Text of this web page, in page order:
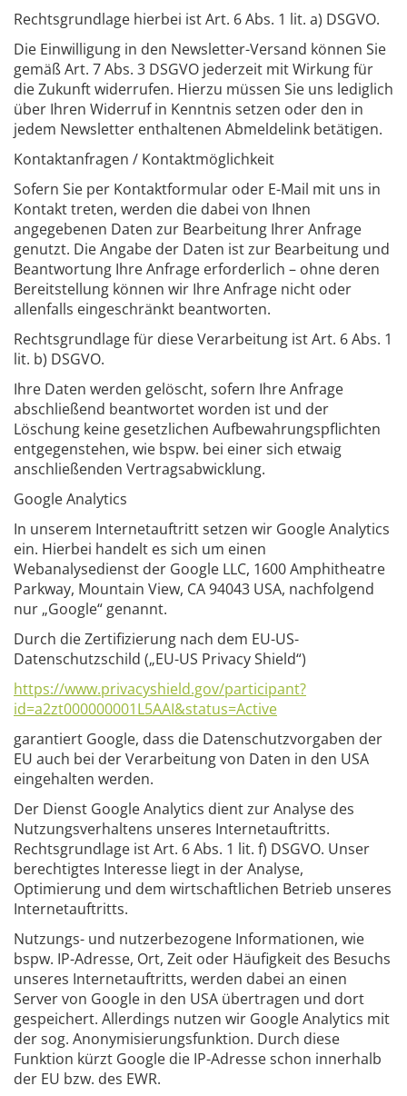
Rechtsgrundlage hierbei ist Art. 6 Abs. 1 lit. a) DSGVO.
Die Einwilligung in den Newsletter-Versand können Sie
gemäß Art. 7 Abs. 3 DSGVO jederzeit mit Wirkung für
die Zukunft widerrufen. Hierzu müssen Sie uns lediglich
über Ihren Widerruf in Kenntnis setzen oder den in
jedem Newsletter enthaltenen Abmeldelink betätigen.
Kontaktanfragen / Kontaktmöglichkeit
Sofern Sie per Kontaktformular oder E-Mail mit uns in
Kontakt treten, werden die dabei von Ihnen
angegebenen Daten zur Bearbeitung Ihrer Anfrage
genutzt. Die Angabe der Daten ist zur Bearbeitung und
Beantwortung Ihre Anfrage erforderlich – ohne deren
Bereitstellung können wir Ihre Anfrage nicht oder
allenfalls eingeschränkt beantworten.
Rechtsgrundlage für diese Verarbeitung ist Art. 6 Abs. 1
lit. b) DSGVO.
Ihre Daten werden gelöscht, sofern Ihre Anfrage
abschließend beantwortet worden ist und der
Löschung keine gesetzlichen Aufbewahrungspflichten
entgegenstehen, wie bspw. bei einer sich etwaig
anschließenden Vertragsabwicklung.
Google Analytics
In unserem Internetauftritt setzen wir Google Analytics
ein. Hierbei handelt es sich um einen
Webanalysedienst der Google LLC, 1600 Amphitheatre
Parkway, Mountain View, CA 94043 USA, nachfolgend
nur „Google“ genannt.
Durch die Zertifizierung nach dem EU-US-
Datenschutzschild („EU-US Privacy Shield“)
https://www.privacyshield.gov/participant?
id=a2zt000000001L5AAI&status=Active
garantiert Google, dass die Datenschutzvorgaben der
EU auch bei der Verarbeitung von Daten in den USA
eingehalten werden.
Der Dienst Google Analytics dient zur Analyse des
Nutzungsverhaltens unseres Internetauftritts.
Rechtsgrundlage ist Art. 6 Abs. 1 lit. f) DSGVO. Unser
berechtigtes Interesse liegt in der Analyse,
Optimierung und dem wirtschaftlichen Betrieb unseres
Internetauftritts.
Nutzungs- und nutzerbezogene Informationen, wie
bspw. IP-Adresse, Ort, Zeit oder Häufigkeit des Besuchs
unseres Internetauftritts, werden dabei an einen
Server von Google in den USA übertragen und dort
gespeichert. Allerdings nutzen wir Google Analytics mit
der sog. Anonymisierungsfunktion. Durch diese
Funktion kürzt Google die IP-Adresse schon innerhalb
der EU bzw. des EWR.